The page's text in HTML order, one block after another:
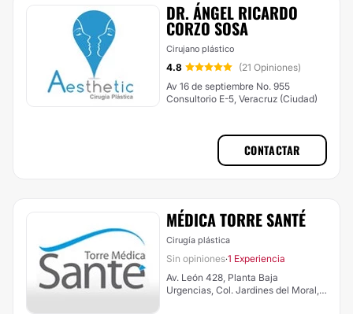
DR. ÁNGEL RICARDO
CORZO SOSA
Cirujano plástico
4.8
(21 Opiniones)
Av 16 de septiembre No. 955
Consultorio E-5, Veracruz (Ciudad)
CONTACTAR
MÉDICA TORRE SANTÉ
Cirugía plástica
Sin opiniones·1 Experiencia
Av. León 428, Planta Baja
Urgencias, Col. Jardines del Moral,,